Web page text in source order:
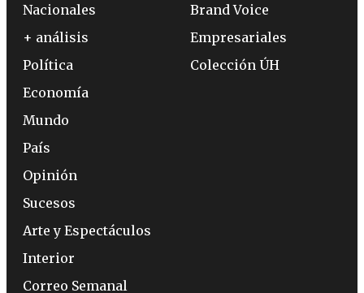
Nacionales
+ análisis
Política
Economía
Mundo
País
Opinión
Sucesos
Arte y Espectáculos
Interior
Correo Semanal
Brand Voice
Empresariales
Colección ÚH